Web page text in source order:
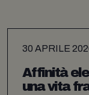
30 APRILE
Affinità
una vita